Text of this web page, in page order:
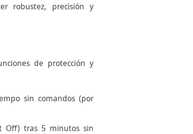
robustez, precisión y
de protección y
sin comandos (por
Off) tras 5 minutos sin